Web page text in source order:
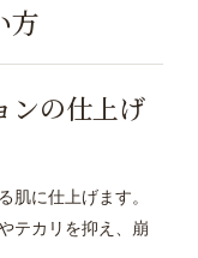
方
ンの仕上げ
肌に仕上げます。
テカリを抑え、崩